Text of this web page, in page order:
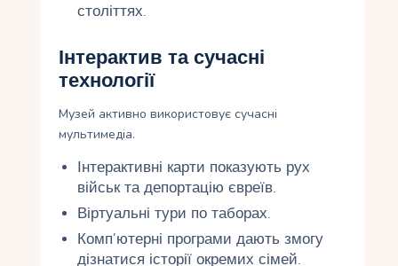
століттях.
Інтерактив та сучасні
технології
Музей активно використовує сучасні
мультимедіа.
Інтерактивні карти показують рух
військ та депортацію євреїв.
Віртуальні тури по таборах.
Комп’ютерні програми дають змогу
дізнатися історії окремих сімей.